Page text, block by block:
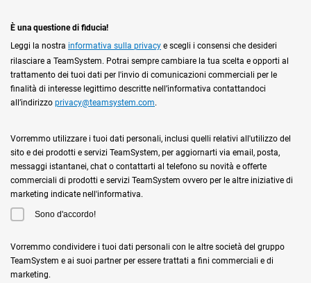
È una questione di fiducia!
Leggi la nostra informativa sulla privacy e scegli i consensi che desideri
rilasciare a TeamSystem. Potrai sempre cambiare la tua scelta e opporti al
trattamento dei tuoi dati per l'invio di comunicazioni commerciali per le
finalità di interesse legittimo descritte nell’informativa contattandoci
all’indirizzo privacy@teamsystem.com.
Vorremmo utilizzare i tuoi dati personali, inclusi quelli relativi all'utilizzo del
sito e dei prodotti e servizi TeamSystem, per aggiornarti via email, posta,
messaggi istantanei, chat o contattarti al telefono su novità e offerte
commerciali di prodotti e servizi TeamSystem ovvero per le altre iniziative di
marketing indicate nell'informativa.
Sono d'accordo!
Vorremmo condividere i tuoi dati personali con le altre società del gruppo
TeamSystem e ai suoi partner per essere trattati a fini commerciali e di
marketing.